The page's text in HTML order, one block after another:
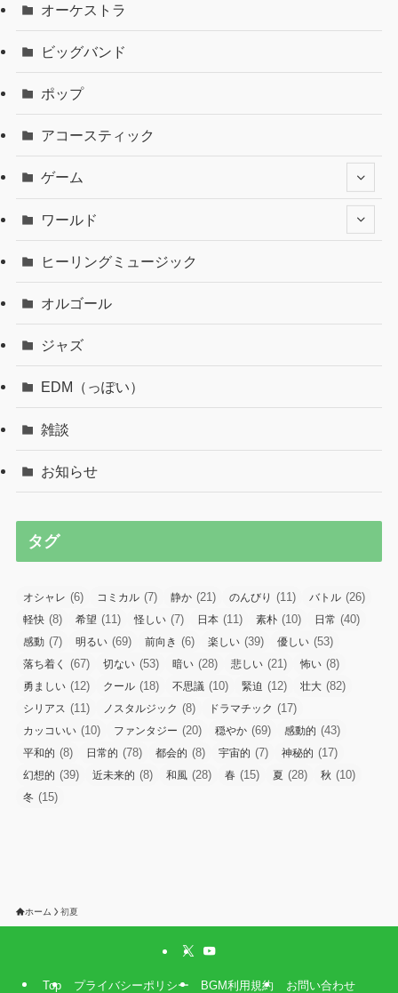
オーケストラ
ビッグバンド
ポップ
アコースティック
ゲーム
ワールド
ヒーリングミュージック
オルゴール
ジャズ
EDM（っぽい）
雑談
お知らせ
タグ
オシャレ (6) コミカル (7) 静か (21) のんびり (11) バトル (26)
軽快 (8) 希望 (11) 怪しい (7) 日本 (11) 素朴 (10) 日常 (40)
感動 (7) 明るい (69) 前向き (6) 楽しい (39) 優しい (53)
落ち着く (67) 切ない (53) 暗い (28) 悲しい (21) 怖い (8)
勇ましい (12) クール (18) 不思議 (10) 緊迫 (12) 壮大 (82)
シリアス (11) ノスタルジック (8) ドラマチック (17)
カッコいい (10) ファンタジー (20) 穏やか (69) 感動的 (43)
平和的 (8) 日常的 (78) 都会的 (8) 宇宙的 (7) 神秘的 (17)
幻想的 (39) 近未来的 (8) 和風 (28) 春 (15) 夏 (28) 秋 (10)
冬 (15)
ホーム 初夏
Top プライバシーポリシー BGM利用規約 お問い合わせ